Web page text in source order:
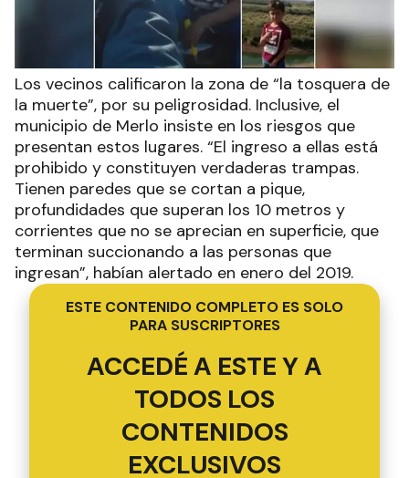
Los vecinos calificaron la zona de “la tosquera de
la muerte”, por su peligrosidad. Inclusive, el
municipio de Merlo insiste en los riesgos que
presentan estos lugares. “El ingreso a ellas está
prohibido y constituyen verdaderas trampas.
Tienen paredes que se cortan a pique,
profundidades que superan los 10 metros y
corrientes que no se aprecian en superficie, que
terminan succionando a las personas que
ingresan”, habían alertado en enero del 2019.
ESTE CONTENIDO COMPLETO ES SOLO
PARA SUSCRIPTORES
ACCEDÉ A ESTE Y A
TODOS LOS
CONTENIDOS
EXCLUSIVOS